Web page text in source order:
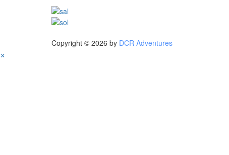
Copyright © 2026 by DCR Adventures
×